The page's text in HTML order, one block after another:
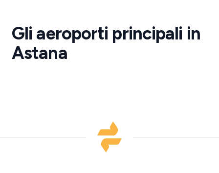
Gli aeroporti principali in
Astana
Astana
·
NQZ